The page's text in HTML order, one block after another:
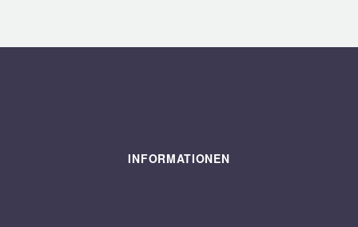
INFORMATIONEN